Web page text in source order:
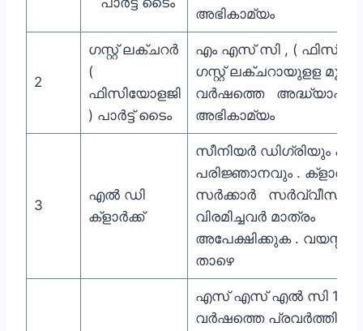
അഭികാമ്യം
2
ഗസ്റ്റ് ലക്ചറർ
(
ഫിസിയോളജി
) പാർട്ട് ടൈം
എം എസ് സി , (
ഗസ്റ്റ് ലക്ചറായുളള മൂന്ന്
വർഷത്തെ അദ്ധ്യാപനം
അഭികാമ്യം
3
എൽ ഡി
ക്ളാർക്ക്
സീനിയർ ഡിഗ്രിയും
പരിജ്ഞാനവും .
സർക്കാർ സർവ്വീസിൽ
വിരമിച്ചവർ മാത്രം
അപേക്ഷിക്കുക . വയസ്സ്
താഴെ
എസ് എസ് എൽ സി 10
വർഷത്തെ